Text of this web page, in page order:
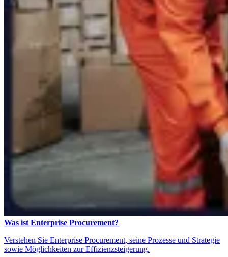
Was ist Enterprise Procurement?
Verstehen Sie Enterprise Procurement, seine Prozesse und Strategie
sowie Möglichkeiten zur Effizienzsteigerung.